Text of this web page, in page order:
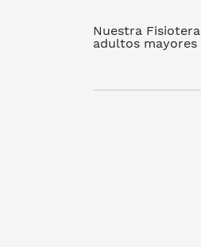
Nuestra
adultos mayores